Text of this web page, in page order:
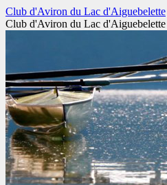
Aller
au
Club d'Aviron du Lac d'Aiguebelette
Club d'Aviron du Lac d'Aiguebelette